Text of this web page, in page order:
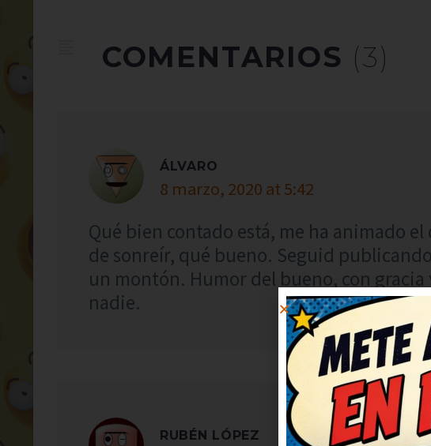
COMENTARIOS (3)
ÁLVARO
8 marzo, 2020 at 5:42
Qué bien contado está, me ha animado
de sonreír, qué bueno. Seguid
un montón. Humor del bueno, con gracia
nadie.
RUBÉN LÓPEZ